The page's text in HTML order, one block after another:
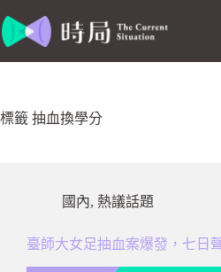
至
容
標籤 抽血換學分
國內, 熱議話題
臺師大女足抽血案爆發，七日